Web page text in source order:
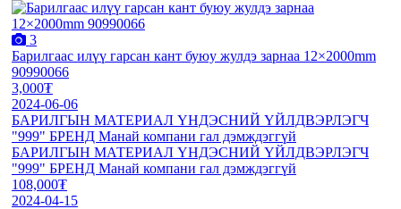
3
Барилгаас илүү гарсан кант буюу жулдэ зарнаа 12×2000mm
90990066
3,000₮
2024-06-06
БАРИЛГЫН МАТЕРИАЛ ҮНДЭСНИЙ ҮЙЛДВЭРЛЭГЧ
"999" БРЕНД Манай компани гал дэмждэггүй
БАРИЛГЫН МАТЕРИАЛ ҮНДЭСНИЙ ҮЙЛДВЭРЛЭГЧ
"999" БРЕНД Манай компани гал дэмждэггүй
108,000₮
2024-04-15